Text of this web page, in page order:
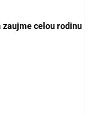
celou rodinu